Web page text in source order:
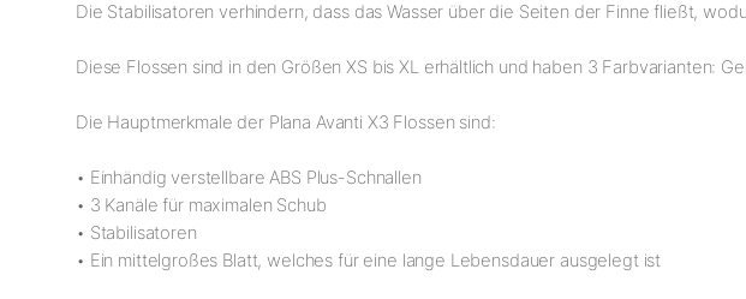
Die Stabilisatoren verhindern, dass das Wasser über die Seiten der Finne fließt,
Diese Flossen sind in den Größen XS bis XL erhältlich und haben 3 Farbvarianten:
Die Hauptmerkmale der Plana Avanti X3 Flossen sind:
• Einhändig verstellbare ABS Plus-Schnallen
• 3 Kanäle für maximalen Schub
• Stabilisatoren
• Ein mittelgroßes Blatt, welches für eine lange Lebensdauer ausgelegt ist